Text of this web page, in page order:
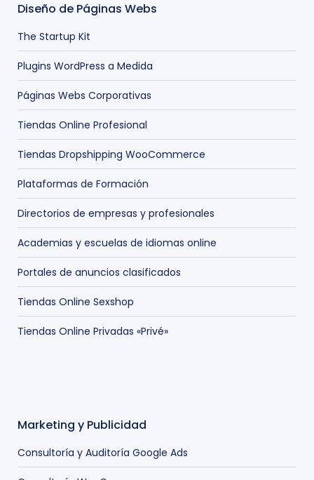
Diseño de Páginas Webs
The Startup Kit
Plugins WordPress a Medida
Páginas Webs Corporativas
Tiendas Online Profesional
Tiendas Dropshipping WooCommerce
Plataformas de Formación
Directorios de empresas y profesionales
Academias y escuelas de idiomas online
Portales de anuncios clasificados
Tiendas Online Sexshop
Tiendas Online Privadas «Privé»
Marketing y Publicidad
Consultoría y Auditoría Google Ads